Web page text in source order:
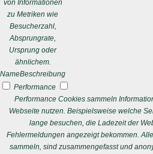
von Informationen
zu Metriken wie
Besucherzahl,
Absprungrate,
Ursprung oder
ähnlichem.
NameBeschreibung
Performance
Performance Cookies sammeln
Webseite nutzen. Beispielsweise welche
lange besuchen, die Ladezeit der
Fehlermeldungen angezeigt bekommen.
sammeln, sind zusammengefasst und